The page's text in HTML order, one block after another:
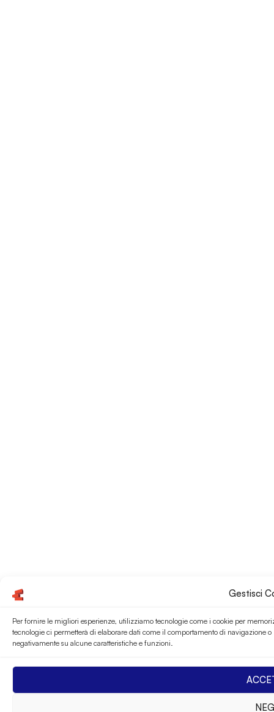
Gestisci
Per fornire le migliori esperienze, utilizziamo tecnologie come i cookie per
tecnologie ci permetterà di elaborare dati come il comportamento di navigazione
negativamente su alcune caratteristiche e funzioni.